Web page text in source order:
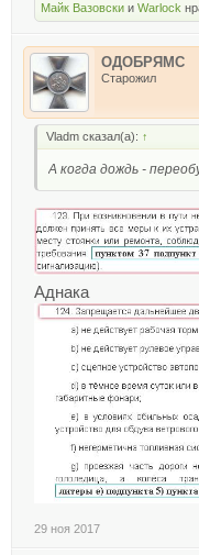
Майк Вазовски и Warlock
ОДОБРЯМС
Старожил
Vladm сказал(а): ↑
А когда дождь -
Аднака
29 ноя 2017